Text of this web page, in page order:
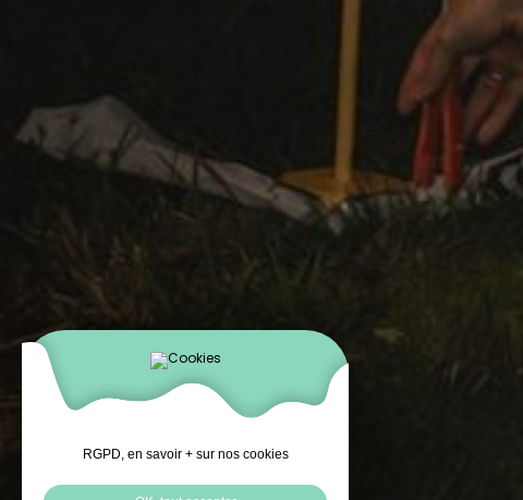
RGPD, en savoir + sur nos cookies